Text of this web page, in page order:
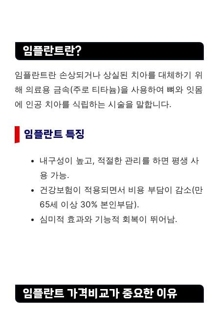
임플란트란?
임플란트란 손상되거나 상실된 치아를 대체하기 위
해 의료용 금속(주로 티타늄)을 사용하여 뼈와 잇몸
에 인공 치아를 식립하는 시술을 말합니다.
임플란트 특징
내구성이 높고, 적절한 관리를 하면 평생 사
용 가능.
건강보험이 적용되면서 비용 부담이 감소(만
65세 이상 30% 본인부담).
심미적 효과와 기능적 회복이 뛰어남.
임플란트 가격비교가 중요한 이유